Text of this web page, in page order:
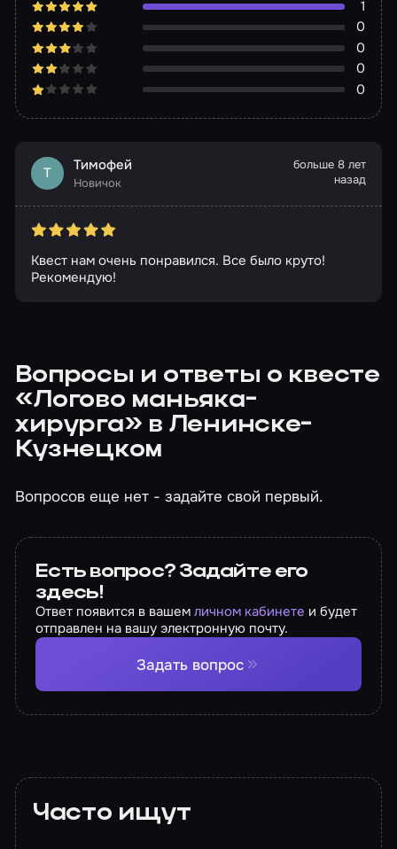
1
0
0
0
0
Т Тимофей
Новичок
больше 8 лет
назад
Квест нам очень понравился. Все было круто!
Рекомендую!
Вопросы и ответы о квесте
«Логово маньяка-
хирурга» в Ленинске-
Кузнецком
Вопросов еще нет - задайте свой первый.
Есть вопрос? Задайте его
здесь!
Ответ появится в вашемличном кабинете и будет
отправлен на вашу электронную почту.
Задать вопрос
Часто ищут